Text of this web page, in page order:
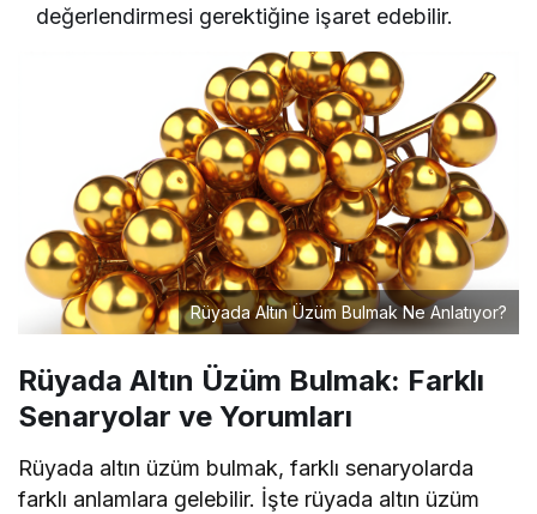
değerlendirmesi gerektiğine işaret edebilir.
Rüyada Altın Üzüm Bulmak Ne Anlatıyor?
Rüyada Altın Üzüm Bulmak: Farklı
Senaryolar ve Yorumları
Rüyada altın üzüm bulmak, farklı senaryolarda
farklı anlamlara gelebilir. İşte rüyada altın üzüm